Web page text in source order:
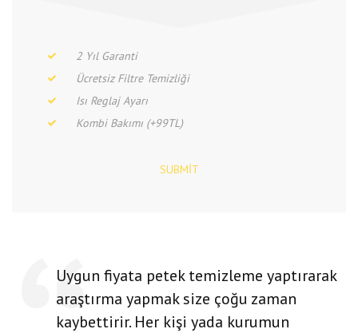
2 Yıl Garanti
Ücretsiz Filtre Temizliği
Isı Reglaj Ayarı
Kombi Bakımı (+99TL)
SUBMIT
Uygun fiyata petek temizleme yaptırarak
araştırma yapmak size çoğu zaman
kaybettirir. Her kişi yada kurumun